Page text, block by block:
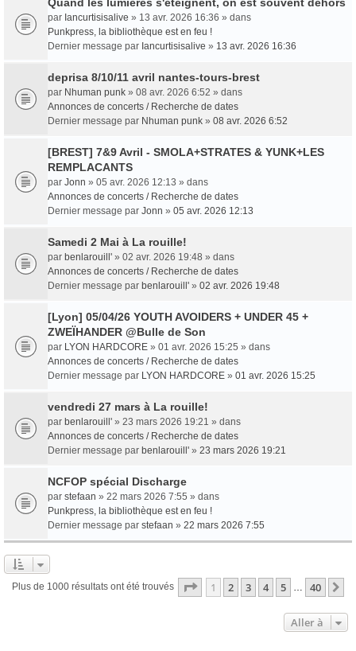
par Iancurtisisalive » 13 avr. 2026 16:36 » dans
Punkpress, la bibliothèque est en feu !
Dernier message par Iancurtisisalive » 13 avr. 2026 16:36
deprisa 8/10/11 avril nantes-tours-brest
par Nhuman punk » 08 avr. 2026 6:52 » dans
Annonces de concerts / Recherche de dates
Dernier message par Nhuman punk » 08 avr. 2026 6:52
[BREST] 7&9 Avril - SMOLA+STRATES & YUNK+LES
REMPLACANTS
par Jonn » 05 avr. 2026 12:13 » dans
Annonces de concerts / Recherche de dates
Dernier message par Jonn » 05 avr. 2026 12:13
Samedi 2 Mai à La rouille!
par benlarouill' » 02 avr. 2026 19:48 » dans
Annonces de concerts / Recherche de dates
Dernier message par benlarouill' » 02 avr. 2026 19:48
[Lyon] 05/04/26 YOUTH AVOIDERS + UNDER 45 +
ZWEÏHANDER @Bulle de Son
par LYON HARDCORE » 01 avr. 2026 15:25 » dans
Annonces de concerts / Recherche de dates
Dernier message par LYON HARDCORE » 01 avr. 2026 15:25
vendredi 27 mars à La rouille!
par benlarouill' » 23 mars 2026 19:21 » dans
Annonces de concerts / Recherche de dates
Dernier message par benlarouill' » 23 mars 2026 19:21
NCFOP spécial Discharge
par stefaan » 22 mars 2026 7:55 » dans
Punkpress, la bibliothèque est en feu !
Dernier message par stefaan » 22 mars 2026 7:55
Plus de 1000 résultats ont été trouvés Page 1sur40
1 2 3 4 5 … 40
Aller à